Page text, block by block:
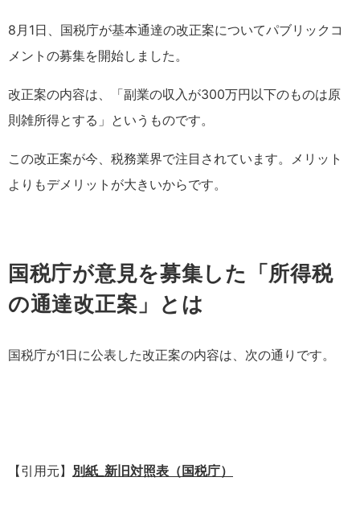
8月1日、国税庁が基本通達の改正案についてパブリックコ
メントの募集を開始しました。
改正案の内容は、「副業の収入が300万円以下のものは原
則雑所得とする」というものです。
この改正案が今、税務業界で注目されています。メリット
よりもデメリットが大きいからです。
国税庁が意見を募集した「所得税
の通達改正案」とは
国税庁が1日に公表した改正案の内容は、次の通りです。
【引用元】 別紙_新旧対照表（国税庁）